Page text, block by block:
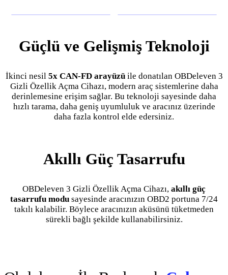
Güçlü ve Gelişmiş Teknoloji
İkinci nesil 5x CAN-FD arayüzüile donatılan OBDeleven 3
Gizli Özellik Açma Cihazı, modern araç sistemlerine daha
derinlemesine erişim sağlar. Bu teknoloji sayesinde daha
hızlı tarama, daha geniş uyumluluk ve aracınız üzerinde
daha fazla kontrol elde edersiniz.
Akıllı Güç Tasarrufu
OBDeleven 3 Gizli Özellik Açma Cihazı, akıllı güç
tasarrufu modu sayesinde aracınızın OBD2 portuna 7/24
takılı kalabilir. Böylece aracınızın aküsünü tüketmeden
sürekli bağlı şekilde kullanabilirsiniz.